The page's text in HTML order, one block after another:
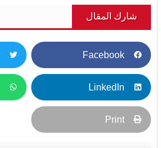
شارك المقال
Facebook
LinkedIn
Print